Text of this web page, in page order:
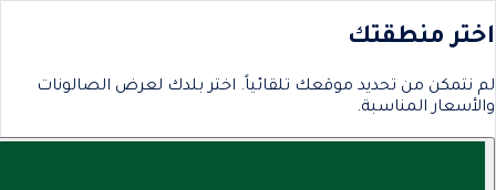
اختر منطقتك
لم نتمكن من تحديد موقعك تلقائياً. اختر بلدك لعرض الصالونات
والأسعار المناسبة.